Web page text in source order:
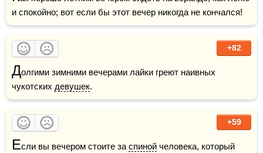
и спокойно; вот если бы этот вечер никогда не кончался!
+82
Долгими зимними вечерами лайки греют наивных
чукотских девушек.
+59
Если вы вечером стоите за спиной человека, который